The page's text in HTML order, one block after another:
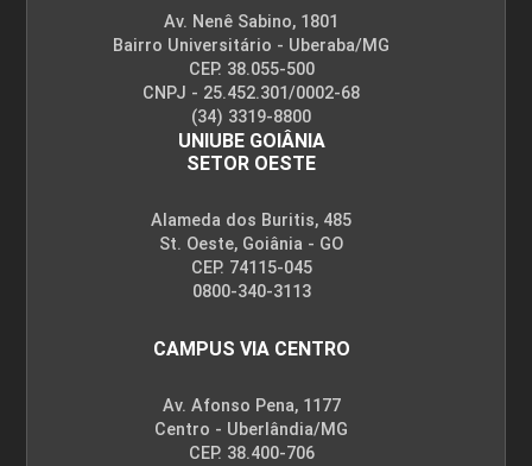
Av. Nenê Sabino, 1801
Bairro Universitário - Uberaba/MG
CEP. 38.055-500
CNPJ - 25.452.301/0002-68
(34) 3319-8800
UNIUBE GOIÂNIA
SETOR OESTE
Alameda dos Buritis, 485
St. Oeste, Goiânia - GO
CEP. 74115-045
0800-340-3113
CAMPUS VIA CENTRO
Av. Afonso Pena, 1177
Centro - Uberlândia/MG
CEP. 38.400-706